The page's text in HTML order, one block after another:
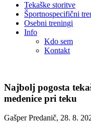
Tekaške storitve
Športnospecifični
Osebni treningi
Info
Kdo sem
Kontakt
Najbolj pogosta
medenice pri teku
Gašper Predanič, 28. 8.